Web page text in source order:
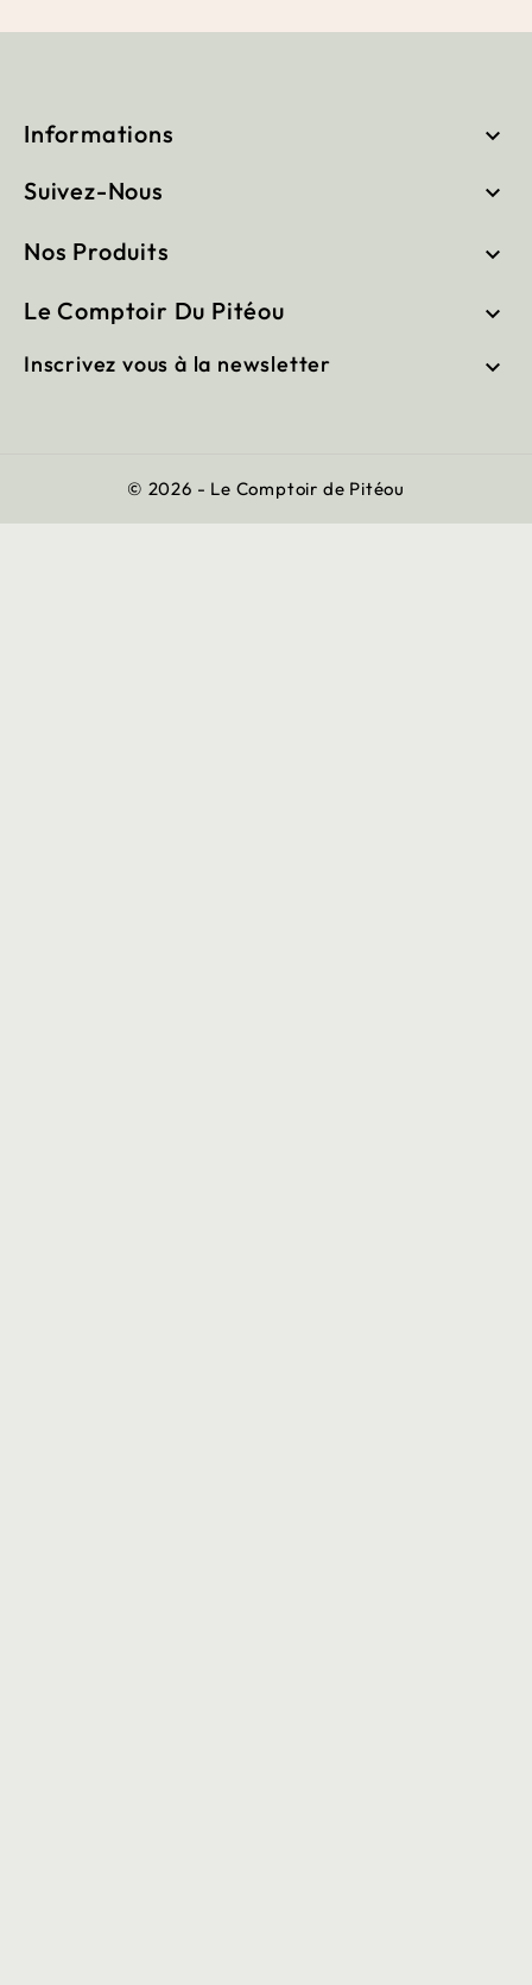
Informations 
Suivez-Nous 
Nos Produits 
Le Comptoir Du Pitéou 
Inscrivez vous à la newsletter 
© 2026 - Le Comptoir de Pitéou